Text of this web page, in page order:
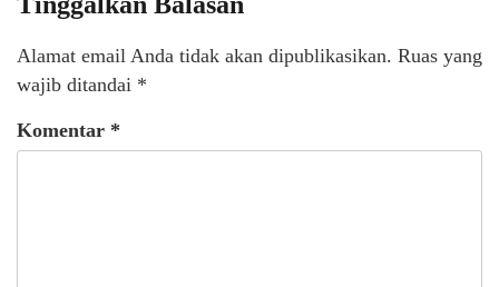
Alamat email Anda tidak akan dipublikasikan. Ruas yang
wajib ditandai *
Komentar *